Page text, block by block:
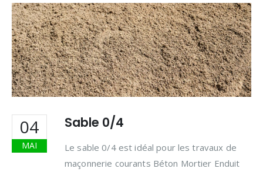
04
MAI
Sable 0/4
Le sable 0/4 est idéal pour les travaux de
maçonnerie courants Béton Mortier Enduit